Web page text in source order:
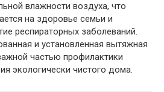
влажности воздуха, что
на здоровье семьи и
респираторных заболеваний.
и установленная вытяжная
частью профилактики
экологически чистого дома.